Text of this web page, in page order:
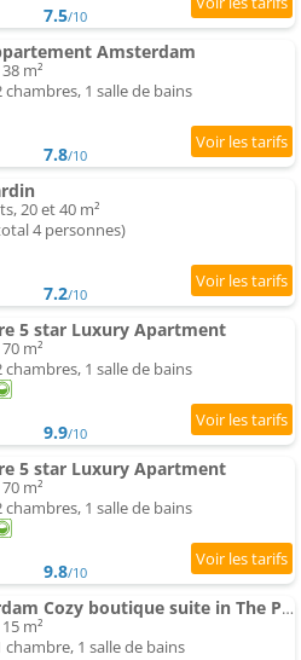
7.5/10
Amsterdam
m²
chambres, 1 salle de bains
7.8/10
20 et 40 m²
4 personnes)
7.2/10
5 star Luxury Apartment
m²
chambres, 1 salle de bains
9.9/10
5 star Luxury Apartment
m²
chambres, 1 salle de bains
9.8/10
LIEV Amsterdam Cozy boutique suite in The Pijp
m²
chambre, 1 salle de bains